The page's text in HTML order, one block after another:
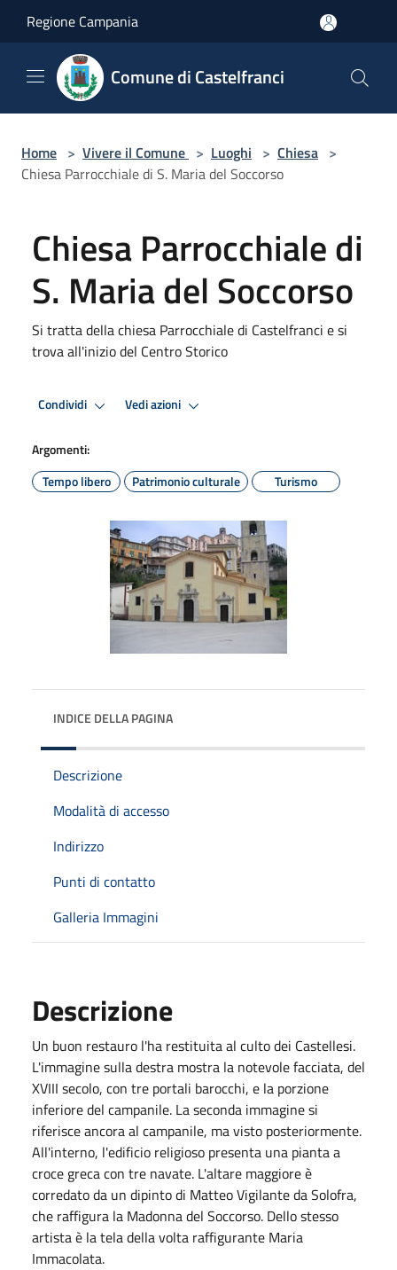
Regione Campania
Comune di Castelfranci
Home > Vivere il Comune > Luoghi > Chiesa >
Chiesa Parrocchiale di S. Maria del Soccorso
Chiesa Parrocchiale di
S. Maria del Soccorso
Si tratta della chiesa Parrocchiale di Castelfranci e si
trova all'inizio del Centro Storico
Condividi Vedi azioni
Argomenti:
Tempo libero
Patrimonio culturale Turismo
INDICE DELLA PAGINA
Descrizione
Modalità di accesso
Indirizzo
Punti di contatto
Galleria Immagini
Descrizione
Un buon restauro l'ha restituita al culto dei Castellesi.
L'immagine sulla destra mostra la notevole facciata, del
XVIII secolo, con tre portali barocchi, e la porzione
inferiore del campanile. La seconda immagine si
riferisce ancora al campanile, ma visto posteriormente.
All'interno, l'edificio religioso presenta una pianta a
croce greca con tre navate. L'altare maggiore è
corredato da un dipinto di Matteo Vigilante da Solofra,
che raffigura la Madonna del Soccorso. Dello stesso
artista è la tela della volta raffigurante Maria
Immacolata.